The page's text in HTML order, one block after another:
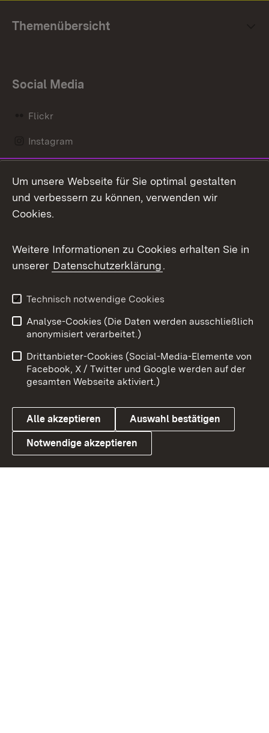
Themenübersicht
Social Media
Flickr
Instagram
Mastodon
Messenger
Social Wall
X / Twitter
Youtube
Link zum Landesportal
Benutzungshinweise
Barrierefreiheit
Datenschutz
Cookies
Um unsere Webseite für Sie optimal gestalten
und verbessern zu können, verwenden wir
Cookies.
Weitere Informationen zu Cookies erhalten Sie in
unserer Datenschutzerklärung.
Technisch notwendige Cookies
Analyse-Cookies (Die Daten werden ausschließlich
anonymisiert verarbeitet.)
Drittanbieter-Cookies (Social-Media-Elemente von
Facebook, X / Twitter und Google werden auf der
gesamten Webseite aktiviert.)
Alle akzeptieren Auswahl bestätigen
Notwendige akzeptieren